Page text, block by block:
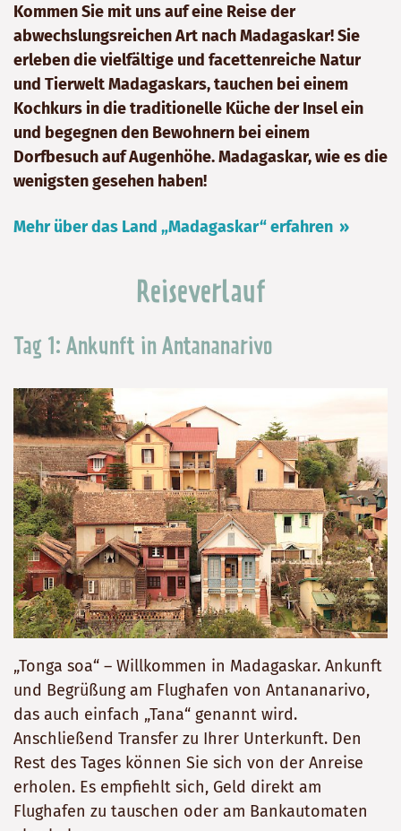
Kommen Sie mit uns auf eine Reise der
abwechslungsreichen Art nach Madagaskar! Sie
erleben die vielfältige und facettenreiche Natur
und Tierwelt Madagaskars, tauchen bei einem
Kochkurs in die traditionelle Küche der Insel ein
und begegnen den Bewohnern bei einem
Dorfbesuch auf Augenhöhe. Madagaskar, wie es die
wenigsten gesehen haben!
Mehr über das Land „Madagaskar“ erfahren
Reiseverlauf
Tag 1: Ankunft in Antananarivo
„Tonga soa“ – Willkommen in Madagaskar. Ankunft
und Begrüßung am Flughafen von Antananarivo,
das auch einfach „Tana“ genannt wird.
Anschließend Transfer zu Ihrer Unterkunft. Den
Rest des Tages können Sie sich von der Anreise
erholen. Es empfiehlt sich, Geld direkt am
Flughafen zu tauschen oder am Bankautomaten